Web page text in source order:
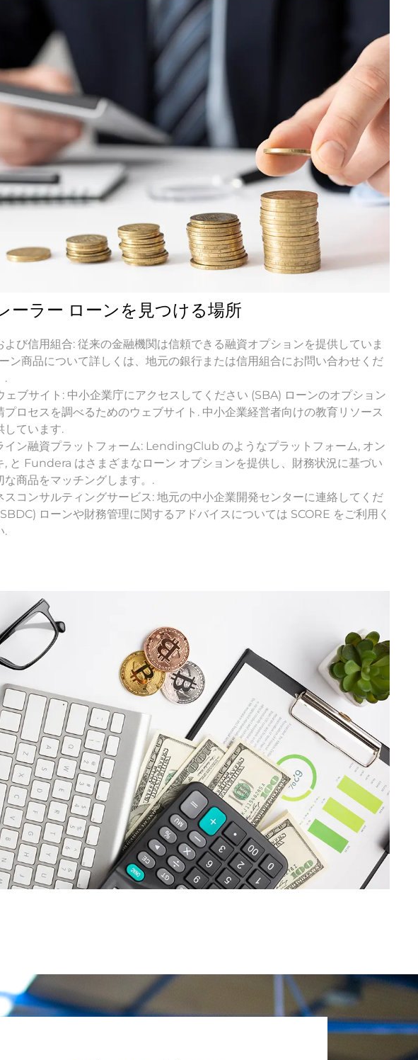
ーラー ローンを見つける場所
よび信用組合: 従来の金融機関は信頼できる融資オプションを提供していま
ン商品について詳しくは、地元の銀行または信用組合にお問い合わせくだ
.
ェブサイト: 中小企業庁にアクセスしてください (SBA) ローンのオプション
プロセスを調べるためのウェブサイト. 中小企業経営者向けの教育リソース
しています.
イン融資プラットフォーム: LendingClub のようなプラットフォーム, オン
, と Fundera はさまざまなローン オプションを提供し、財務状況に基づい
な商品をマッチングします。.
スコンサルティングサービス: 地元の中小企業開発センターに連絡してくだ
ローンや財務管理に関するアドバイスについては SCORE をご利用く
.